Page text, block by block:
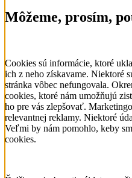
Môžeme, prosím,
Cookies sú informácie, ktoré
ich z neho získavame. Niektoré
stránka vôbec nefungovala.
cookies, ktoré nám umožňujú
ho pre vás zlepšovať.
relevantnej reklamy. Niektoré
Veľmi by nám pomohlo, keby
cookies.